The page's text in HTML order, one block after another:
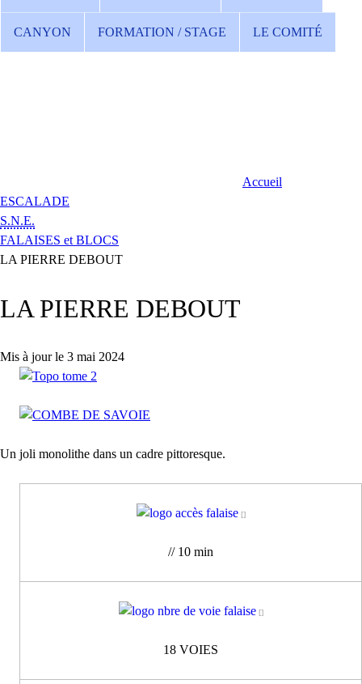
CANYON FORMATION / STAGE LE COMITÉ
Accueil
ESCALADE
S.N.E.
FALAISES et BLOCS
LA PIERRE DEBOUT
LA PIERRE DEBOUT
Mis à jour le 3 mai 2024
Un joli monolithe dans un cadre pittoresque.
// 10 min
18 VOIES